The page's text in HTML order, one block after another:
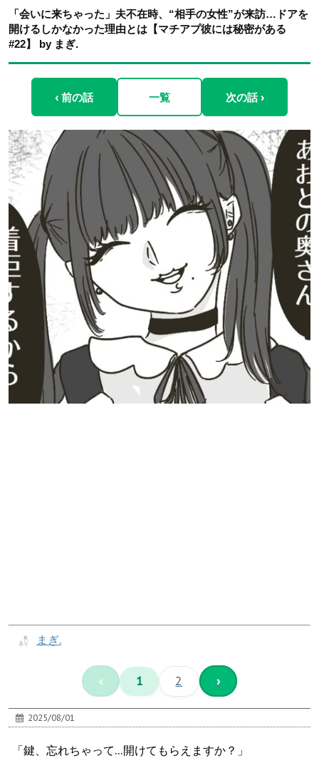
「会いに来ちゃった」夫不在時、“相手の女性”が来訪…ドアを
開けるしかなかった理由とは【マチアプ彼には秘密がある
#22】 by まぎ.
‹ 前の話 一覧 次の話 ›
まぎ.
‹ 1 2 ›
2025/08/01
「鍵、忘れちゃって…開けてもらえますか？」